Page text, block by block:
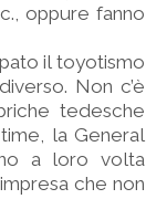
oppure fanno
il toyotismo
Non c’è
tedesche
la General
a loro volta
che non